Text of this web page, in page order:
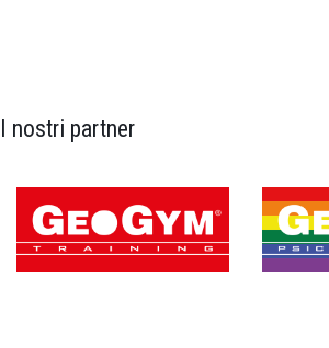
I nostri partner